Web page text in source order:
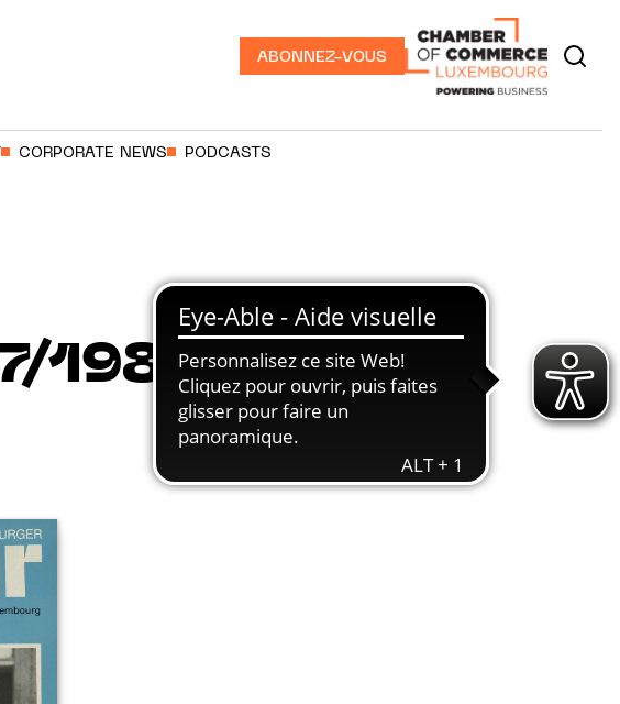
ABONNEZ-VOUS
CORPORATE NEWS PODCASTS
1988